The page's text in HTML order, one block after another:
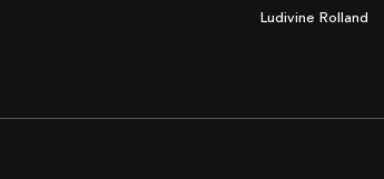
Ludivine Rolland